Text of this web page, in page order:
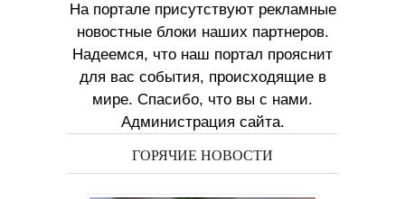
На портале присутствуют рекламные
новостные блоки наших партнеров.
Надеемся, что наш портал прояснит
для вас события, происходящие в
мире. Спасибо, что вы с нами.
Администрация сайта.
ГОРЯЧИЕ НОВОСТИ